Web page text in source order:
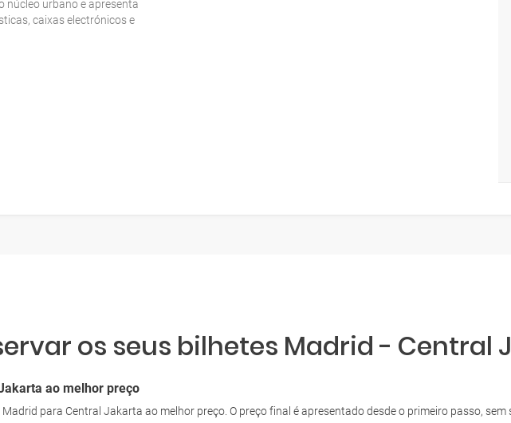
núcleo urbano e apresenta
caixas electrónicos e
os seus bilhetes Madrid - Central
ao melhor preço
para Central Jakarta ao melhor preço. O preço final é apresentado desde o primeiro passo,